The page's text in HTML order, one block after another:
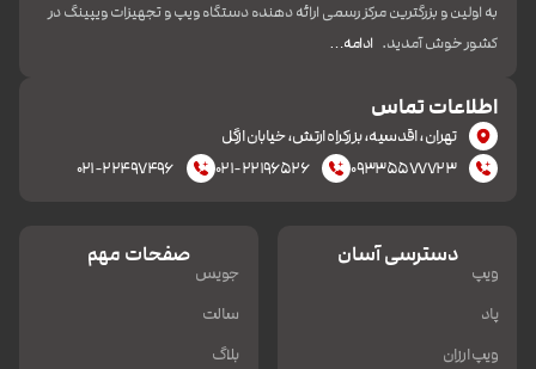
به اولین و بزرگترین مرکز رسمی ارائه دهنده دستگاه ویپ و تجهیزات ویپینگ در
کشور خوش آمدید. ادامه…
اطلاعات تماس
تهران، اقدسیه، بزرکراه ارتش، خیابان ازگل
۰۹۳۳۵۵۷۷۷۲۳
۰۲۱-۲۲۱۹۶۵۲۶ ۰۲۱-۲۲۴۹۷۴۹۶
دسترسی آسان
ویپ
پاد
ویپ ارزان
صفحات مهم
جویس
سالت
بلاگ